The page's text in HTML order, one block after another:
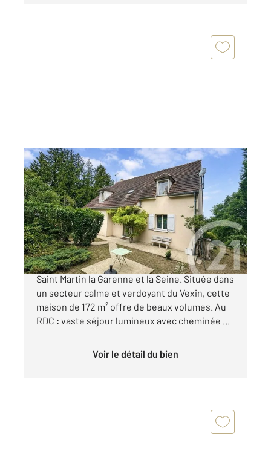
ST MARTIN LA GARENNE 78
172 m2, 7 pièces
Ref : 5773
Maison à vendre
346 000 €
Villa avec vue panoramique sur les hauteurs de
Saint Martin la Garenne et la Seine. Située dans
un secteur calme et verdoyant du Vexin, cette
maison de 172 m² offre de beaux volumes. Au
RDC : vaste séjour lumineux avec cheminée ...
Voir le détail du bien